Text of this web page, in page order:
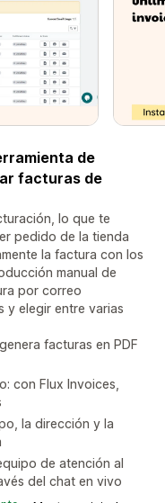
de
facturas de
lo que te
pedido de la tienda
la factura con los
manual de
por correo
y elegir entre varias
facturas en PDF
con Flux Invoices,
la dirección y la
de atención al
del chat en vivo